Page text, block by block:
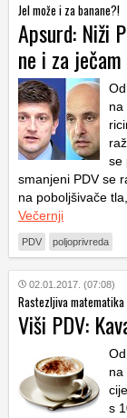
Jel može i za banane?!
Apsurd: Niži
ne i za
na
se
smanjeni PDV se
na poboljšivače
Večernji
PDV poljoprivreda
02.01.2017. (07:08)
Rastezljiva matematika
Viši PDV:
na
s